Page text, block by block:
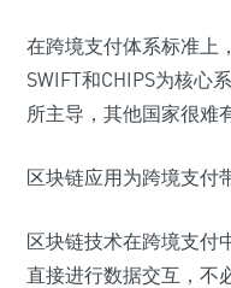
在跨境支付体系标准上
SWIFT和CHIPS为核心
所主导，其他国家很难
区块链应用为跨境支付
区块链技术在跨境支付
直接进行数据交互，不